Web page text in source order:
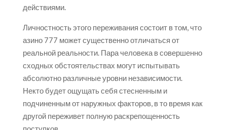
действиями.
Личностность этого переживания состоит в том, что
азино 777 может существенно отличаться от
реальной реальности. Пара человека в совершенно
сходных обстоятельствах могут испытывать
абсолютно различные уровни независимости.
Некто будет ощущать себя стесненным и
подчиненным от наружных факторов, в то время как
другой переживет полную раскрепощенность